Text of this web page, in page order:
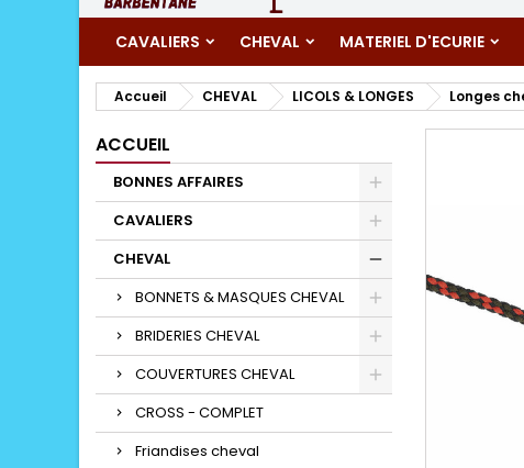
CAVALIERS CHEVAL MATERIEL D'ECURIE
Accueil CHEVAL LICOLS & LONGES Longes
ACCUEIL
BONNES AFFAIRES
CAVALIERS
CHEVAL
BONNETS & MASQUES CHEVAL
BRIDERIES CHEVAL
COUVERTURES CHEVAL
CROSS - COMPLET
Friandises cheval